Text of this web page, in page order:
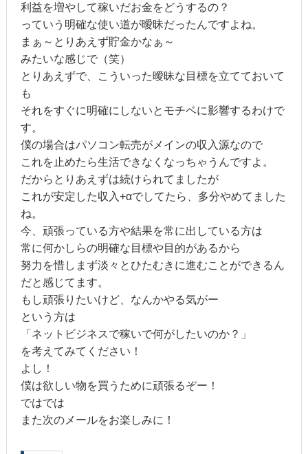
利益を増やして稼いだお金をどうするの？
っていう明確な使い道が曖昧だったんですよね。
まぁ～とりあえず貯金かなぁ～
みたいな感じで（笑）
とりあえずで、こういった曖昧な目標を立てておいて
も
それをすぐに明確にしないとモチベに影響するわけで
す。
僕の場合はパソコン転売がメインの収入源なので
これを止めたら生活できなくなっちゃうんですよ。
だからとりあえずは続けられてましたが
これが安定した収入+αでしてたら、多分やめてました
ね。
今、頑張っている方や結果を常に出している方は
常に何かしらの明確な目標や目的があるから
努力を惜しまず淡々とひたむきに進むことができるん
だと感じてます。
もし頑張りたいけど、なんかやる気がー
という方は
「ネットビジネスで稼いで何がしたいのか？」
を考えてみてください！
よし！
僕は欲しい物を買うために頑張るぞー！
ではでは
また次のメールをお楽しみに！